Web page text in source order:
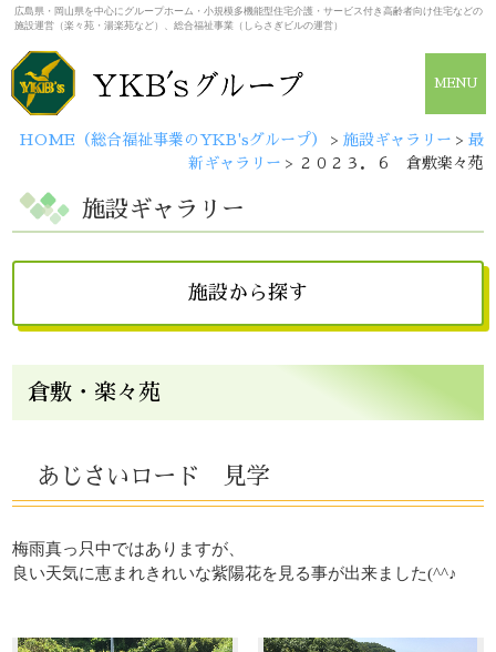
広島県・岡山県を中心にグループホーム・小規模多機能型住宅介護・サービス付き高齢者向け住宅などの
施設運営（楽々苑・湯楽苑など）、総合福祉事業（しらさぎビルの運営）
MENU
HOME（総合福祉事業のYKB'sグループ） > 施設ギャラリー > 最
新ギャラリー > ２０２３．６ 倉敷楽々苑
施設ギャラリー
施設から探す
広島県
広島・湯楽苑
三次・楽々苑 さくらんぼ保育園
倉敷・楽々苑
あじさいロード 見学
梅雨真っ只中ではありますが、
良い天気に恵まれきれいな紫陽花を見る事が出来ました(^^♪